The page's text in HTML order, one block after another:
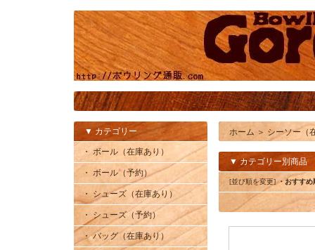
▼ カテゴリー
・ ボール（在庫あり）
・ ボール（予約）
・ シューズ（在庫あり）
・ シューズ（予約）
・ バッグ（在庫あり）
ホーム ＞ シーソー（
▼ カテゴリー別商品
[並び順を変更]・おすすめ